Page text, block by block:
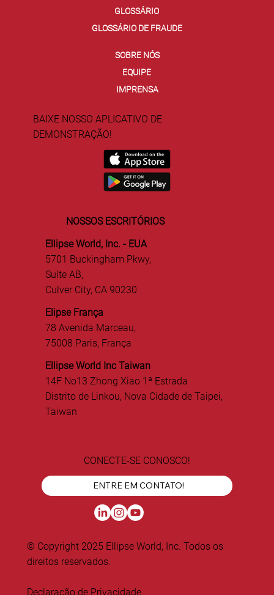
GLOSSÁRIO
GLOSSÁRIO DE FRAUDE
SOBRE NÓS
EQUIPE
IMPRENSA
BAIXE NOSSO APLICATIVO DE
DEMONSTRAÇÃO!
NOSSOS ESCRITÓRIOS
Ellipse World, Inc. - EUA
5701 Buckingham Pkwy,
Suíte AB,
Culver City, CA 90230
Elipse França
78 Avenida Marceau,
75008 Paris, França
Ellipse World Inc Taiwan
14F No13 Zhong Xiao 1ª Estrada
Distrito de Linkou, Nova Cidade de Taipei,
Taiwan
CONECTE-SE CONOSCO!
ENTRE EM CONTATO!
© Copyright 2025 Ellipse World, Inc. Todos os
direitos reservados.
Declaração de Privacidade